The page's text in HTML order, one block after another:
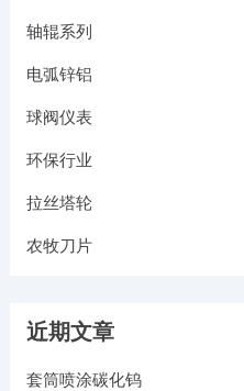
轴辊系列
电弧锌铝
球阀仪表
环保行业
拉丝塔轮
农牧刀片
近期文章
套筒喷涂碳化钨